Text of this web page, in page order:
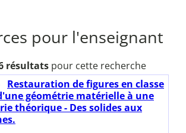
pour l'enseignant
résultatspour cette recherche
Restauration de figures en classe
géométrie matérielle à une
théorique - Des solides aux